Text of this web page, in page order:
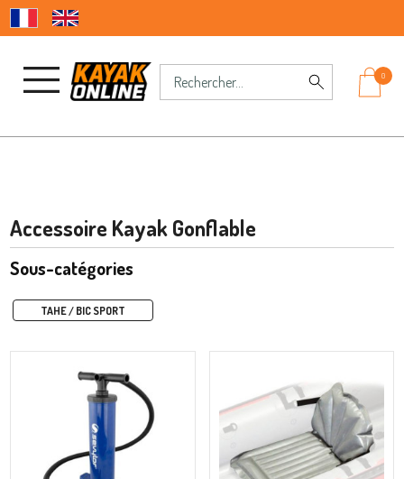
0
Accessoire Kayak Gonflable
Sous-catégories
TAHE / BIC SPORT